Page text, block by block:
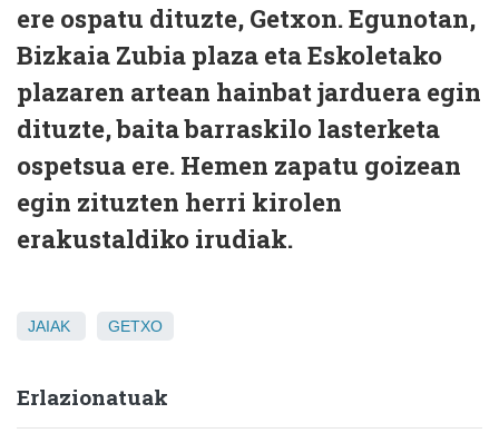
ere ospatu dituzte, Getxon. Egunotan,
Bizkaia Zubia plaza eta Eskoletako
plazaren artean hainbat jarduera egin
dituzte, baita barraskilo lasterketa
ospetsua ere. Hemen zapatu goizean
egin zituzten herri kirolen
erakustaldiko irudiak.
JAIAK GETXO
Erlazionatuak